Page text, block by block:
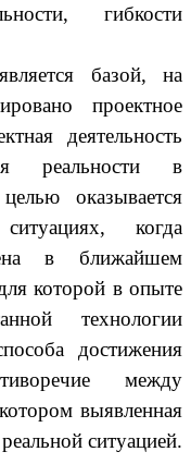
гибкости
базой, на
проектное
деятельность
реальности в
оказывается
когда
в ближайшем
которой в опыте
технологии
достижения
между
выявленная
ситуацией.